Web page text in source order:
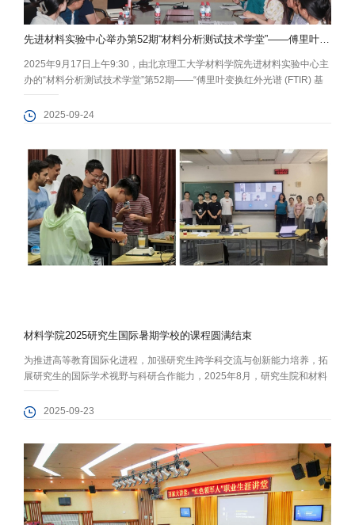
先进材料实验中心举办第52期“材料分析测试技术学堂”——傅里叶变换红外光谱 (FTIR) 基本原理及...
2025年9月17日上午9:30，由北京理工大学材料学院先进材料实验中心主
办的“材料分析测试技术学堂”第52期——“傅里叶变换红外光谱 (FTIR) 基
本原理及应用”在5号教学楼1011会议室举行。讲座邀请了赛默飞红外光谱
应用工程师邓洁、赛默飞科研团队助理辛明，围绕透红外光谱原理与高分
2025-09-24
材料学院2025研究生国际暑期学校的课程圆满结束
为推进高等教育国际化进程，加强研究生跨学科交流与创新能力培养，拓
展研究生的国际学术视野与科研合作能力，2025年8月，研究生院和材料
学院开设了为期六天的“2025年先进功能材料（Advanced functional
materials）研究生国际暑期课程”。该课程吸引了来自材料学院、化学与
2025-09-23